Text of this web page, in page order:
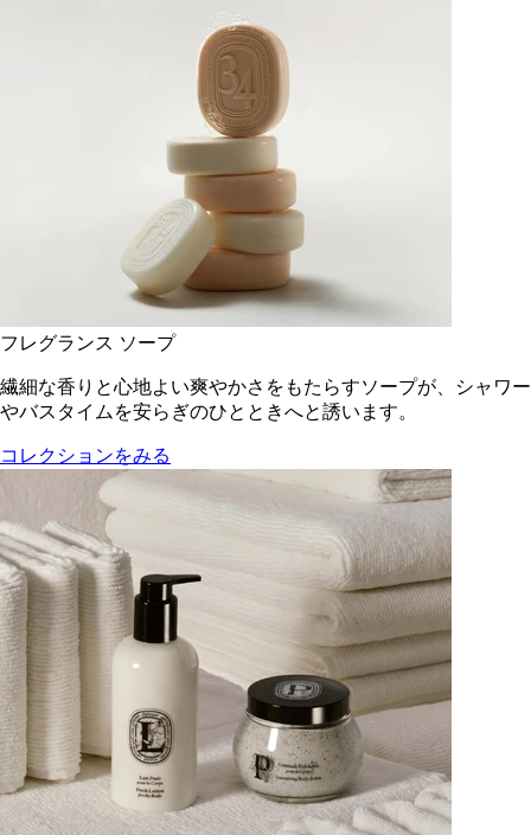
フレグランス ソープ
繊細な香りと心地よい爽やかさをもたらすソープが、シャワー
やバスタイムを安らぎのひとときへと誘います。
コレクションをみる